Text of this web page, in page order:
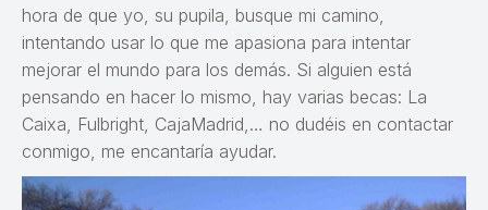
hora de que yo, su pupila, busque mi camino,
intentando usar lo que me apasiona para intentar
mejorar el mundo para los demás. Si alguien está
pensando en hacer lo mismo, hay varias becas: La
Caixa, Fulbright, CajaMadrid,… no dudéis en contactar
conmigo, me encantaría ayudar.